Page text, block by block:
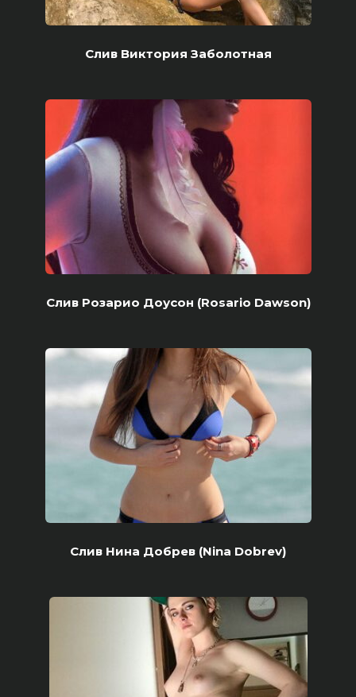
Слив Виктория Заболотная
Слив Розарио Доусон (Rosario Dawson)
Слив Нина Добрев (Nina Dobrev)